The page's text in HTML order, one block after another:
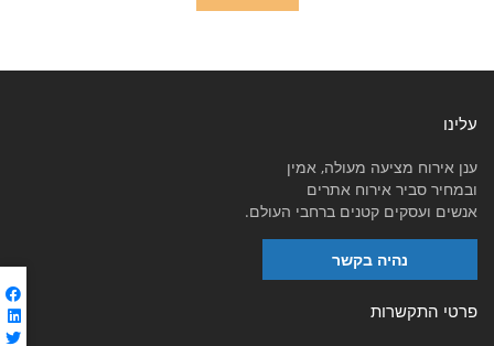
עלינו
ענן אירוח מציעה מעולה, אמין
ובמחיר סביר אירוח אתרים
אנשים ועסקים קטנים ברחבי העולם.
נהיה בקשר
פרטי התקשרות